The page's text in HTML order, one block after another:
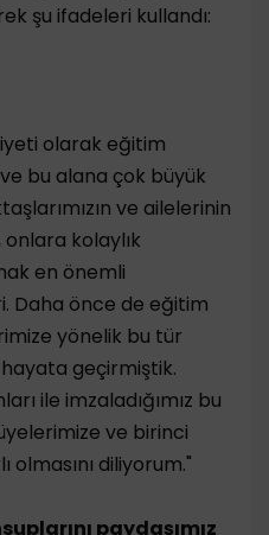
şu ifadeleri kullandı:
olarak eğitim
bu alana çok büyük
ve ailelerinin
kolaylık
en önemli
Daha önce de eğitim
yönelik bu tür
geçirmiştik.
ile imzaladığımız bu
ve birinci
olmasını diliyorum."
paydaşımız